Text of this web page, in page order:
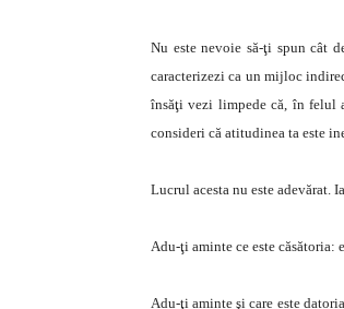
Nu este nevoie să-ţi spun cât
caracterizezi ca un mijloc
însăţi vezi limpede că, în felul
consideri că atitudinea ta este
Lucrul acesta nu este adevărat.
Adu-ţi aminte ce este căsătoria:
Adu-ţi aminte şi care este